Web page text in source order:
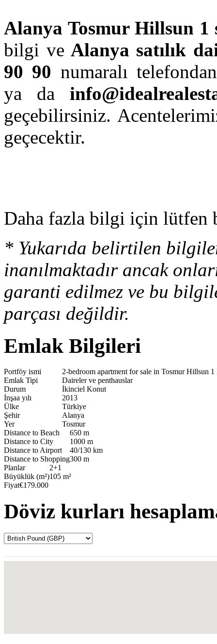
Alanya Tosmur Hillsun 1
bilgi ve Alanya satılık
90 90 numaralı
ya da
geçebilirsiniz.
geçecektir.
Daha fazla bilgi için lütfen
* Yukarıda belirtilen
inanılmaktadır ancak
garanti edilmez ve bu
parçası değildir.
Emlak Bilgileri
Portföy ismi
2-bedroom apartment for sale in Tosmur Hillsun 1
Emlak Tipi
Daireler ve penthauslar
Durum
İkinciel Konut
İnşaa yılı
2013
Ülke
Türkiye
Şehir
Alanya
Yer
Tosmur
Distance to Beach
650 m
Distance to City
1000 m
Distance to Airport
40/130 km
Distance to Shopping300 m
Planlar
2+1
Büyüklük (m²)105 m²
Fiyat€179.000
Döviz kurları